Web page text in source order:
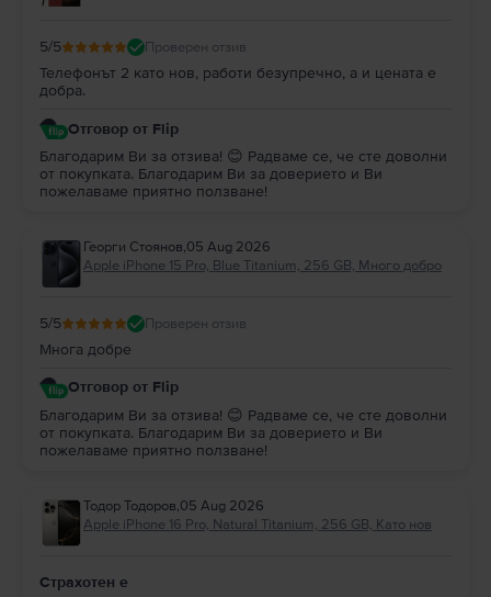
5/5 Проверен отзив
Телефонът 2 като нов, работи безупречно, а и цената е
добра.
Отговор от Flip
Благодарим Ви за отзива! 😊 Радваме се, че сте доволни
от покупката. Благодарим Ви за доверието и Ви
пожелаваме приятно ползване!
Георги Стоянов,05 Aug 2026
Apple iPhone 15 Pro, Blue Titanium, 256 GB, Много добро
5/5 Проверен отзив
Многа добре
Отговор от Flip
Благодарим Ви за отзива! 😊 Радваме се, че сте доволни
от покупката. Благодарим Ви за доверието и Ви
пожелаваме приятно ползване!
Тодор Тодоров,05 Aug 2026
Apple iPhone 16 Pro, Natural Titanium, 256 GB, Като нов
Страхотен е